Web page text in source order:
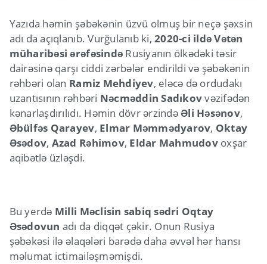
Yazıda həmin şəbəkənin üzvü olmuş bir neçə şəxsin
adı da açıqlanıb. Vurğulanıb ki,2020-ci ildə Vətən
müharibəsi ərəfəsində Rusiyanın ölkədəki təsir
dairəsinə qarşı ciddi zərbələr endirildi və şəbəkənin
rəhbəri olan Ramiz Mehdiyev, eləcə də ordudakı
uzantısının rəhbəri Nəcməddin Sadıkovvəzifədən
kənarlaşdırılıdı. Həmin dövr ərzindəƏli Həsənov,
Əbülfəs Qarayev, Elmar Məmmədyarov, Oktay
Əsədov, Azad Rəhimov, Eldar Mahmudovoxşar
aqibətlə üzləşdi.
Bu yerdə Milli Məclisin sabiq sədri Oqtay
Əsədovun adı da diqqət çəkir. Onun Rusiya
şəbəkəsi ilə əlaqələri barədə daha əvvəl hər hansı
məlumat ictimailəşməmişdi.